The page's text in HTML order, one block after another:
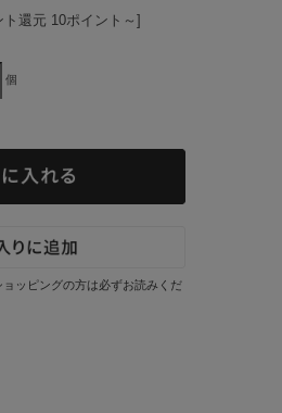
ト還元 10ポイント～]
個
ッピングの方は必ずお読みくだ